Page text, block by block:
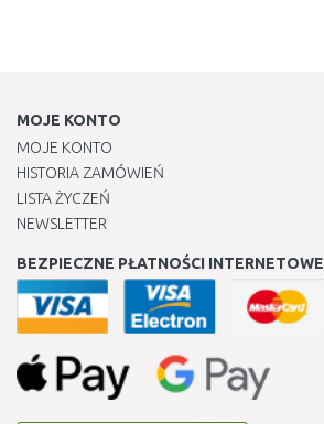
MOJE KONTO
MOJE KONTO
HISTORIA ZAMÓWIEŃ
LISTA ŻYCZEŃ
NEWSLETTER
BEZPIECZNE PŁATNOŚCI INTERNETOWE